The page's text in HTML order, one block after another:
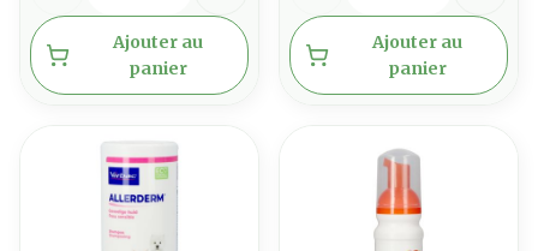
Ajouter au
panier
Ajouter au
panier